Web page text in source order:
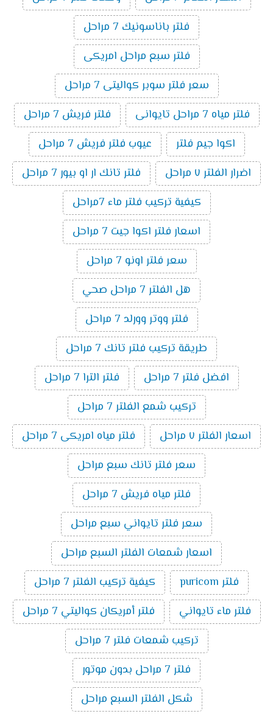
فلتر باناسونيك 7 مراحل
فلتر سبع مراحل امريكى
سعر فلتر سوبر كواليتى 7 مراحل
فلتر مياه 7 مراحل تايوانى
فلتر فريش 7 مراحل
اكوا جيم فلتر
عيوب فلتر فريش 7 مراحل
اضرار الفلتر ٧ مراحل
فلتر تانك ار او بيور 7 مراحل
كيفية تركيب فلتر ماء 7مراحل
اسعار فلتر اكوا جيت 7 مراحل
سعر فلتر اونو 7 مراحل
هل الفلتر 7 مراحل صحي
فلتر ووتر وورلد 7 مراحل
طريقة تركيب فلتر تانك 7 مراحل
افضل فلتر 7 مراحل
فلتر الترا 7 مراحل
تركيب شمع الفلتر 7 مراحل
اسعار الفلتر ٧ مراحل
فلتر مياه امريكى 7 مراحل
سعر فلتر تانك سبع مراحل
فلتر مياه فريش 7 مراحل
سعر فلتر تايواني سبع مراحل
اسعار شمعات الفلتر السبع مراحل
فلتر puricom
كيفية تركيب الفلتر 7 مراحل
فلتر ماء تايواني
فلتر أمريكان كواليتي 7 مراحل
تركيب شمعات فلتر 7 مراحل
فلتر 7 مراحل بدون موتور
شكل الفلتر السبع مراحل